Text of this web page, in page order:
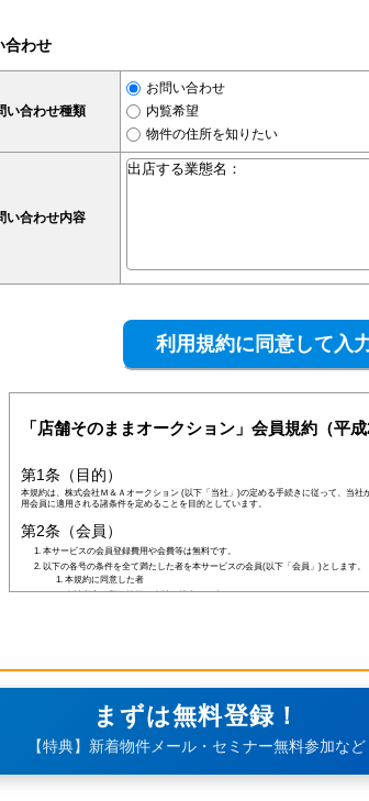
合わせ
い合わせ種類
お問い合わせ
内覧希望
物件の住所を知りたい
い合わせ内容
「店舗そのままオークション」会員規約（平成
第1条（目的）
本規約は、株式会社Ｍ＆Ａオークション (以下「当社」)の定める手続きに従って、当
用会員に適用される諸条件を定めることを目的としています。
第2条（会員）
本サービスの会員登録費用や会費等は無料です。
以下の各号の条件を全て満たした者を本サービスの会員(以下「会員」)とします。
本規約に同意した者
当社所定の登録情報を当社へ提出した者
合を除きます)
日本国外に在住の者
当社へ虚偽の事項を報告した者
破産状態もしくはそれと同等の状態にあり、信用状態が著しく悪化している者
二重に会員登録している者
当社、本サービス、又は他の会員の信用もしくは権利を侵害する恐れがある
まずは無料登録！
【特典】新着物件メール・セミナー無料参加など